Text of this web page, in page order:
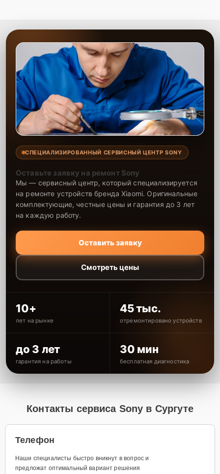
СПЕЦИАЛИЗИРОВАННЫЙ СЕРВИСНЫЙ ЦЕНТР SONY
Оставьте заявку на ремонт Sony
Мы — сервисный центр, который специализируется
на ремонте устройств бренда Xiaomi. Оригинальные
комплектующие, честные цены и гарантия до 3 лет
на каждую работу.
Оставить заявку
Смотреть цены
10+
лет на рынке
45 тыс.
отремонтировано устройств
до 3 лет
гарантия на работы
30 мин
бесплатная диагностика
Контакты сервиса Sony в Сургуте
Телефон
Наши специалисты быстро вникнут в вопрос и
предложат оптимальный вариант решения